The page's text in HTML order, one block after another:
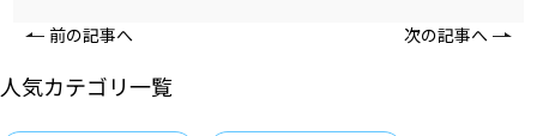
前の記事へ 次の記事へ
人気カテゴリ一覧